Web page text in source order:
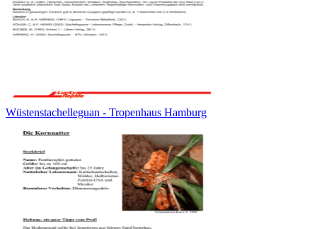
Wüstenstachelleguan - Tropenhaus Hamburg